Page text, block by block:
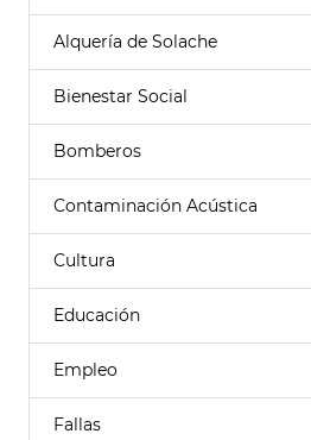
Alquería de Solache
Bienestar Social
Bomberos
Contaminación Acústica
Cultura
Educación
Empleo
Fallas